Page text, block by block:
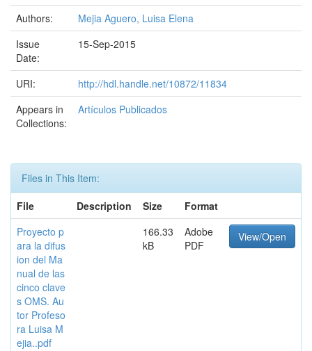
Authors:
Mejia Aguero, Luisa Elena
Issue
Date:
15-Sep-2015
URI:
http://hdl.handle.net/10872/11834
Appears in
Collections:
Artículos Publicados
Files in This Item:
File
Description Size
Format
Proyecto p
ara la difus
ion del Ma
nual de las
cinco clave
s OMS. Au
tor Profeso
ra Luisa M
ejia..pdf
166.33
kB
Adobe
PDF
View/Open